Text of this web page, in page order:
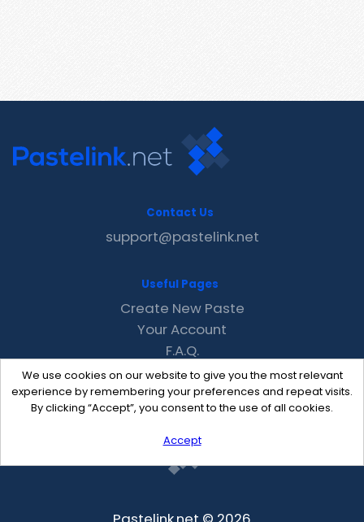
We use cookies on our website to give you the most relevant
experience by remembering your preferences and repeat visits.
By clicking “Accept”, you consent to the use of all cookies.
Accept
Contact Us
support@pastelink.net
Useful Pages
Create New Paste
Your Account
F.A.Q.
Recent
Contact